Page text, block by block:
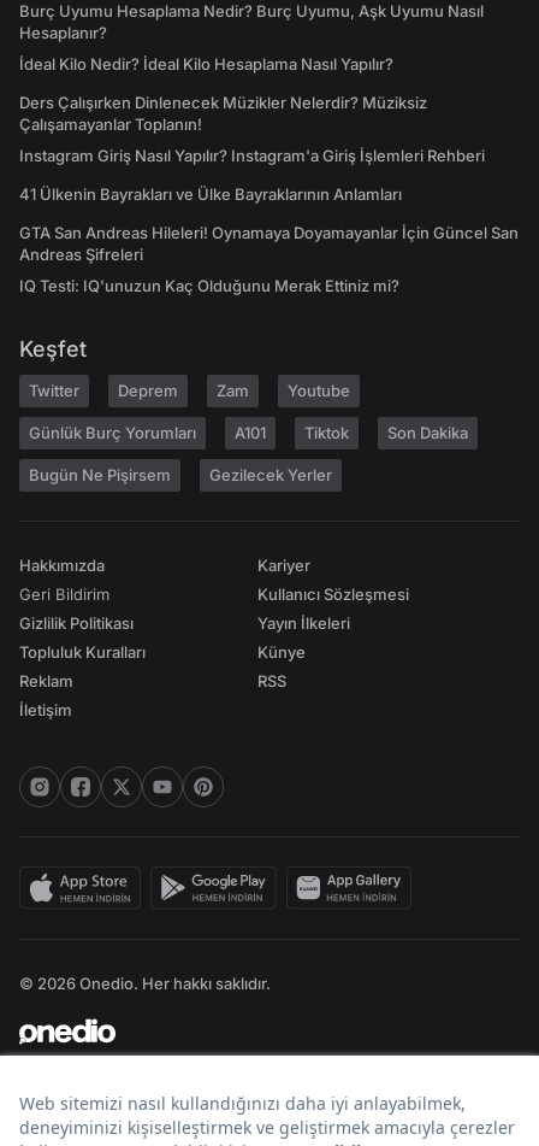
Burç Uyumu Hesaplama Nedir? Burç Uyumu, Aşk Uyumu Nasıl
Hesaplanır?
İdeal Kilo Nedir? İdeal Kilo Hesaplama Nasıl Yapılır?
Ders Çalışırken Dinlenecek Müzikler Nelerdir? Müziksiz
Çalışamayanlar Toplanın!
Instagram Giriş Nasıl Yapılır? Instagram'a Giriş İşlemleri Rehberi
41 Ülkenin Bayrakları ve Ülke Bayraklarının Anlamları
GTA San Andreas Hileleri! Oynamaya Doyamayanlar İçin Güncel San
Andreas Şifreleri
IQ Testi: IQ'unuzun Kaç Olduğunu Merak Ettiniz mi?
Keşfet
Twitter Deprem Zam Youtube
Günlük Burç Yorumları A101 Tiktok Son Dakika
Bugün Ne Pişirsem Gezilecek Yerler
Hakkımızda
Geri Bildirim
Gizlilik Politikası
Topluluk Kuralları
Reklam
İletişim
Kariyer
Kullanıcı Sözleşmesi
Yayın İlkeleri
Künye
RSS
© 2026 Onedio. Her hakkı saklıdır.
Bir markasıdır.